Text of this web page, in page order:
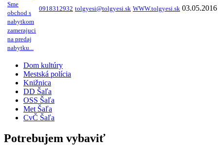
Sme
obchod s
nabytkom
zamerajuci
na predaj
nabytku...
0918312932 tolgyesi@tolgyesi.sk WWW.tolgyesi.sk 03.05.2016
Dom kultúry
Mestská polícia
Knižnica
DD Šaľa
OSS Šaľa
Met Šaľa
CvČ Šaľa
Potrebujem vybaviť